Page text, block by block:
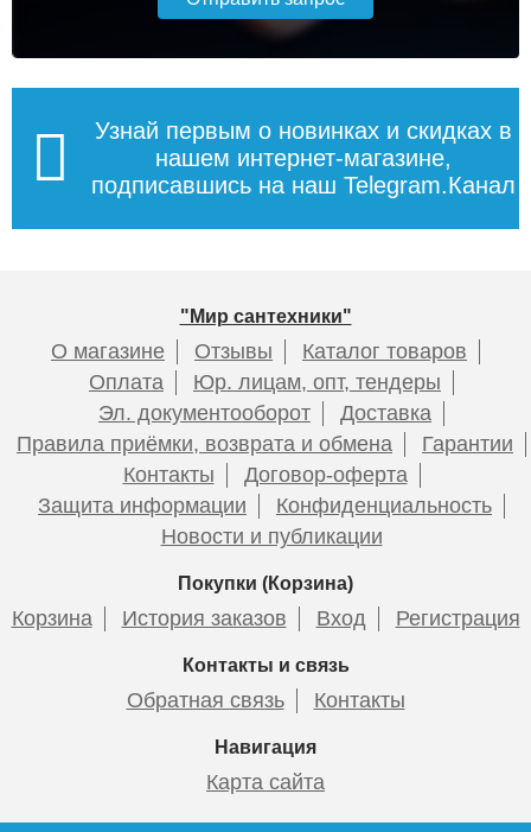
Узнай первым о новинках и скидках в
нашем интернет-магазине,
подписавшись на наш Telegram.Канал
"Мир сантехники"
О магазине Отзывы
Каталог товаров
Оплата
Юр. лицам, опт, тендеры
Эл. документооборот
Доставка
Правила приёмки, возврата и обмена
Гарантии
Контакты
Договор-оферта
Защита информации
Конфиденциальность
Новости и публикации
Покупки (Корзина)
Корзина История заказов Вход Регистрация
Контакты и связь
Обратная связь Контакты
Навигация
Карта сайта